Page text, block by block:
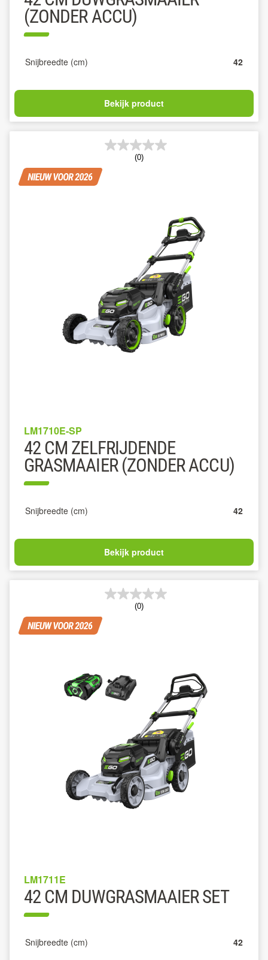
(ZONDER ACCU)
Snijbreedte (cm) 42
Bekijk product
(0)
LM1710E-SP
42 CM ZELFRIJDENDE
GRASMAAIER (ZONDER ACCU)
Snijbreedte (cm) 42
Bekijk product
(0)
LM1711E
42 CM DUWGRASMAAIER SET
Snijbreedte (cm) 42